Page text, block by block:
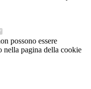
possono essere
nella pagina della cookie